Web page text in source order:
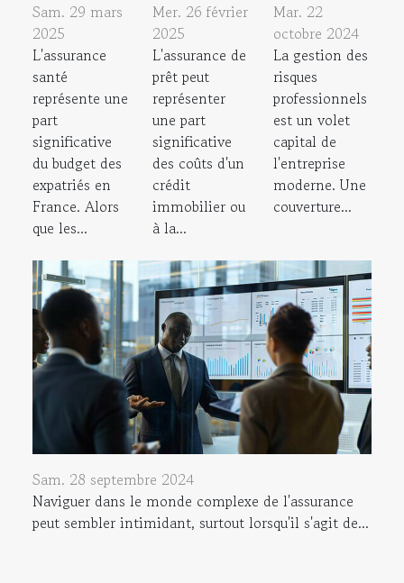
Sam. 29 mars
2025
L'assurance
santé
représente une
part
significative
du budget des
expatriés en
France. Alors
que les...
Mer. 26 février
2025
L'assurance de
prêt peut
représenter
une part
significative
des coûts d'un
crédit
immobilier ou
à la...
Mar. 22
octobre 2024
La gestion des
risques
professionnels
est un volet
capital de
l'entreprise
moderne. Une
couverture...
Sam. 28 septembre 2024
Naviguer dans le monde complexe de l'assurance
peut sembler intimidant, surtout lorsqu'il s'agit de...